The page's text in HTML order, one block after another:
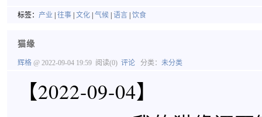
标签： 产业 往事 文化 气候 语言 饮食
猫缘
辉格 @ 2022-09-04 19:59 阅读(0) 评论 分类： 未分类
【2022-09-04】